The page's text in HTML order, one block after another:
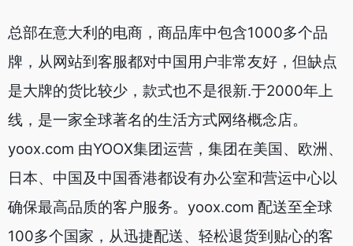
总部在意大利的电商，商品库中包含1000多个品
牌，从网站到客服都对中国用户非常友好，但缺点
是大牌的货比较少，款式也不是很新.于2000年上
线，是一家全球著名的生活方式网络概念店。
yoox.com 由YOOX集团运营，集团在美国、欧洲、
日本、中国及中国香港都设有办公室和营运中心以
确保最高品质的客户服务。yoox.com 配送至全球
100多个国家，从迅捷配送、轻松退货到贴心的客